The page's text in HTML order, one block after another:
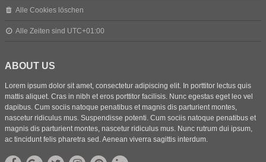
Alle Cookies löschen
Alle Zeiten sind UTC+01:00
ABOUT US
Lorem ipsum dolor sit amet, consectetur adipiscing elit. In porttitor lectus quis
mattis aliquet. Cras in nibh et eros porttitor facilisis. Nunc egestas eget leo vel
dapibus. Cum sociis natoque penatibus et magnis dis parturient montes,
nascetur ridiculus mus. Suspendisse potenti. Cum sociis natoque penatibus et
magnis dis parturient montes, nascetur ridiculus mus. Nunc rutrum dui ipsum,
ac tincidunt felis pharetra sed. Aenean viverra sagittis interdum.